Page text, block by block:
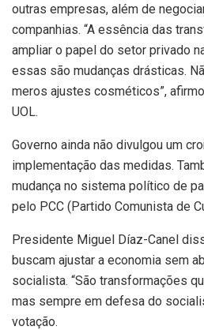
outras empresas, além de
companhias. “A essência das
ampliar o papel do setor privado
essas são mudanças drásticas.
meros ajustes cosméticos”,
UOL.
Governo ainda não divulgou um
implementação das medidas.
mudança no sistema político de
pelo PCC (Partido Comunista de
Presidente Miguel Díaz-Canel
buscam ajustar a economia sem
socialista. “São transformações
mas sempre em defesa do
votação.